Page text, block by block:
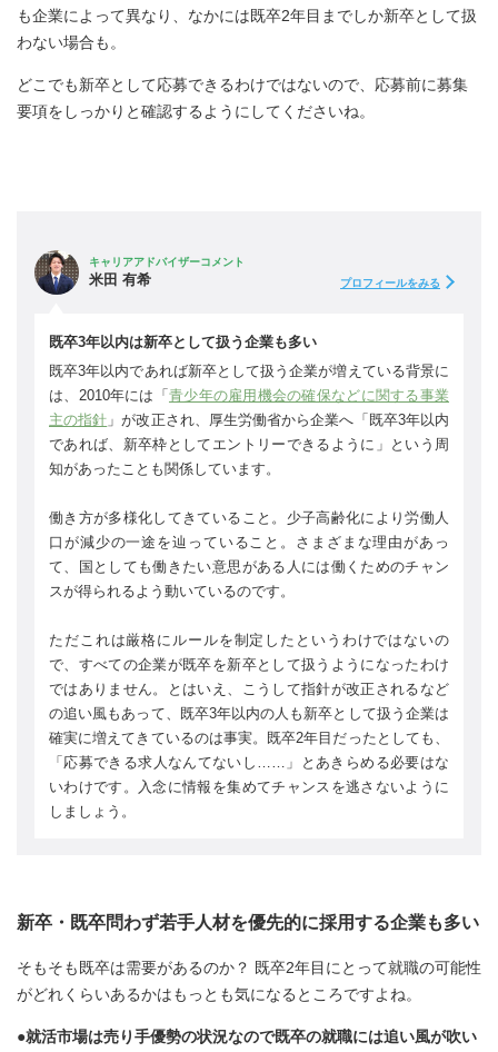
も企業によって異なり、なかには既卒2年目までしか新卒として扱
わない場合も。
どこでも新卒として応募できるわけではないので、応募前に募集
要項をしっかりと確認するようにしてくださいね。
キャリアアドバイザーコメント
米田 有希 プロフィールをみる
既卒3年以内は新卒として扱う企業も多い
既卒3年以内であれば新卒として扱う企業が増えている背景に
は、2010年には「 青少年の雇用機会の確保などに関する事業
主の指針 」が改正され、厚生労働省から企業へ「既卒3年以内
であれば、新卒枠としてエントリーできるように」という周
知があったことも関係しています。
働き方が多様化してきていること。少子高齢化により労働人
口が減少の一途を辿っていること。さまざまな理由があっ
て、国としても働きたい意思がある人には働くためのチャン
スが得られるよう動いているのです。
ただこれは厳格にルールを制定したというわけではないの
で、すべての企業が既卒を新卒として扱うようになったわけ
ではありません。とはいえ、こうして指針が改正されるなど
の追い風もあって、既卒3年以内の人も新卒として扱う企業は
確実に増えてきているのは事実。既卒2年目だったとしても、
「応募できる求人なんてないし……」とあきらめる必要はな
いわけです。入念に情報を集めてチャンスを逃さないように
しましょう。
新卒・既卒問わず若手人材を優先的に採用する企業も多い
そもそも既卒は需要があるのか？ 既卒2年目にとって就職の可能性
がどれくらいあるかはもっとも気になるところですよね。
●就活市場は売り手優勢の状況なので既卒の就職には追い風が吹い